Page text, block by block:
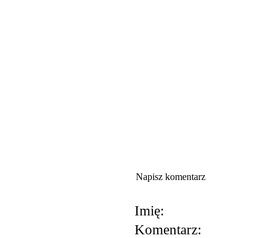
Napisz komentarz
Imię:
Komentarz: